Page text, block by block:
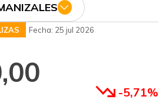
Fecha: 25 jul 2026
-5,71%